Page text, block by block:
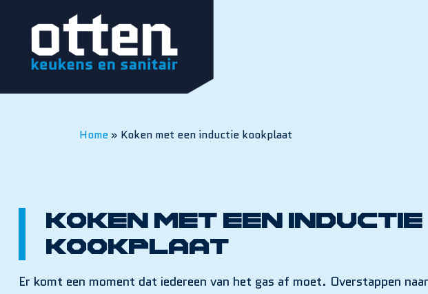
Home » Koken met een inductie kookplaat
Koken met een inductie
kookplaat
Er komt een moment dat iedereen van het gas af moet. Overstappen naar